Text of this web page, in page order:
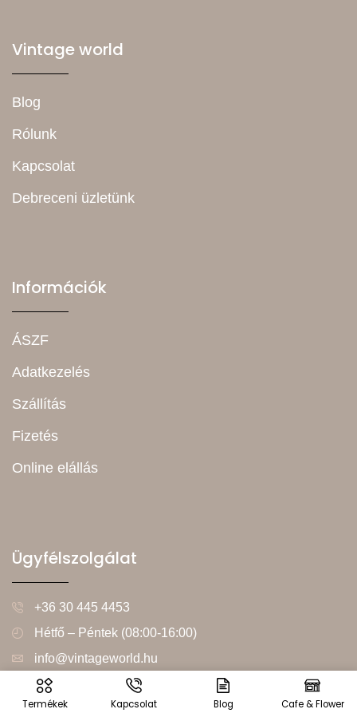
Termékek Kapcsolat Blog Cafe & Flower
Vintage world
Blog
Rólunk
Kapcsolat
Debreceni üzletünk
Információk
ÁSZF
Adatkezelés
Szállítás
Fizetés
Online elállás
Ügyfélszolgálat
+36 30 445 4453
Hétfő – Péntek (08:00-16:00)
info@vintageworld.hu